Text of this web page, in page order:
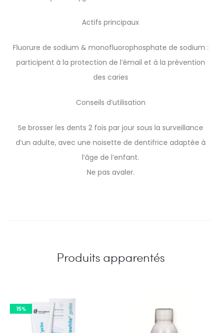
Actifs principaux
Fluorure de sodium & monofluorophosphate de sodium :
participent à la protection de l’émail et à la prévention
des caries
Conseils d’utilisation
Se brosser les dents 2 fois par jour sous la surveillance
d’un adulte, avec une noisette de dentifrice adaptée à
l’âge de l’enfant.
Ne pas avaler.
Produits apparentés
15%